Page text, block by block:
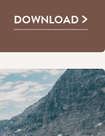
DOWNLOAD